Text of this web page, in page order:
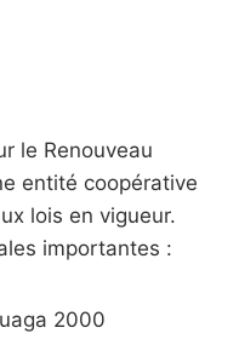
le Renouveau
entité coopérative
lois en vigueur.
importantes :
2000